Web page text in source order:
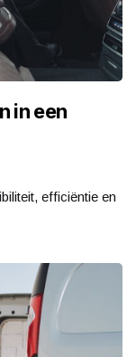
in een
efficiëntie en